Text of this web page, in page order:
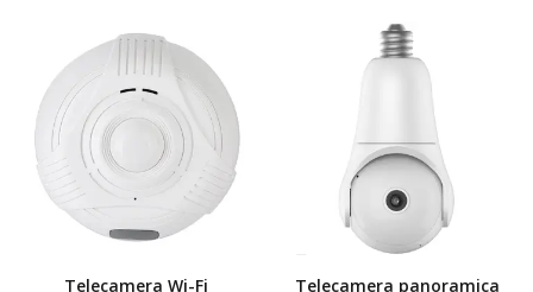
Telecamera Wi-Fi
Telecamera panoramica